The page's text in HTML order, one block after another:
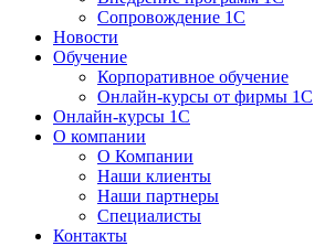
Сопровождение 1С
Новости
Обучение
Корпоративное обучение
Онлайн-курсы от фирмы 1С
Онлайн-курсы 1С
О компании
О Компании
Наши клиенты
Наши партнеры
Специалисты
Контакты